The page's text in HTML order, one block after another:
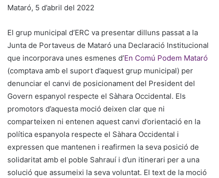
Mataró, 5 d’abril del 2022
El grup municipal d’ERC va presentar dilluns passat a la
Junta de Portaveus de Mataró una Declaració Institucional
que incorporava unes esmenes d’En Comú Podem Mataró
(comptava amb el suport d’aquest grup municipal) per
denunciar el canvi de posicionament del President del
Govern espanyol respecte el Sàhara Occidental. Els
promotors d’aquesta moció deixen clar que ni
comparteixen ni entenen aquest canvi d’orientació en la
política espanyola respecte el Sàhara Occidental i
expressen que mantenen i reafirmen la seva posició de
solidaritat amb el poble Sahrauí i d’un itinerari per a una
solució que assumeixi la seva voluntat. El text de la moció